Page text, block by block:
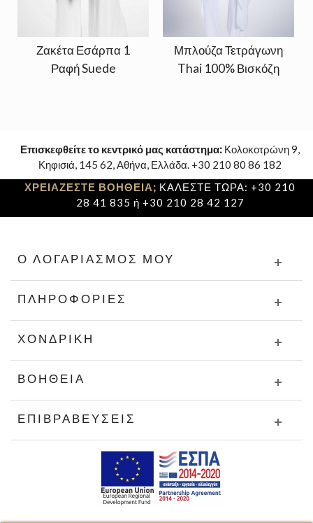
Ζακέτα Εσάρπα 1
Ραφή Suede
Μπλούζα Τετράγωνη
Thai 100% Βισκόζη
Επισκεφθείτε το κεντρικό μας κατάστημα: Κολοκοτρώνη 9,
Κηφισιά, 145 62, Αθήνα, Ελλάδα. +30 210 80 86 182
ΧΡΕΙΑΖΕΣΤΕ ΒΟΗΘΕΙΑ; ΚΑΛΕΣΤΕ ΤΩΡΑ: +30 210
28 41 835 ή +30 210 28 42 127
Ο ΛΟΓΑΡΙΑΣΜΌΣ ΜΟΥ
ΠΛΗΡΟΦΟΡΊΕΣ
ΧΟΝΔΡΙΚΉ
ΒΟΉΘΕΙΑ
ΕΠΙΒΡΑΒΕΎΣΕΙΣ